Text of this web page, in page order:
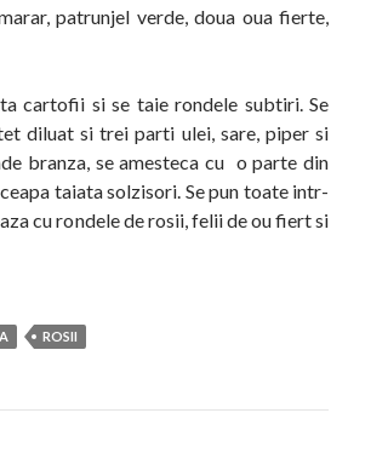
patrunjel verde, doua oua fierte,
cartofii si se taie rondele subtiri. Se
diluat si trei parti ulei, sare, piper si
branza, se amesteca cu o parte din
taiata solzisori. Se pun toate intr-
cu rondele de rosii, felii de ou fiert si
ROSII